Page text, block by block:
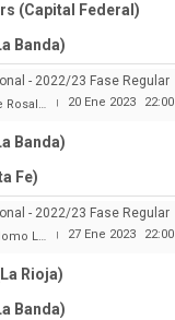
(Capital Federal)
Banda)
- 2022/23 Fase Regular
| 20 Ene 2023 22:00
Banda)
Fe)
- 2022/23 Fase Regular
La Rioja | 27 Ene 2023 22:00
Rioja)
Banda)